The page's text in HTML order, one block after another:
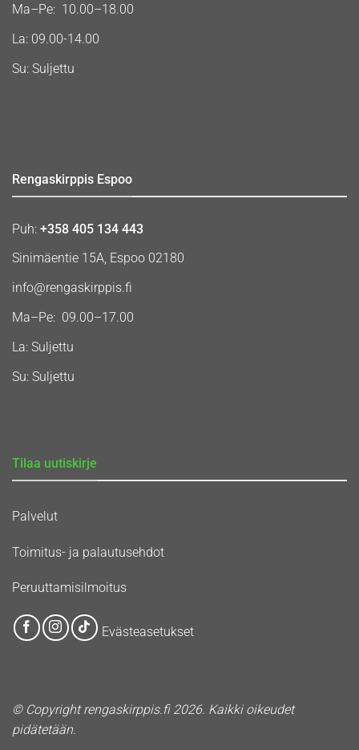
Ma–Pe: 10.00–18.00
La: 09.00-14.00
Su: Suljettu
Rengaskirppis Espoo
Puh: +358 405 134 443
Sinimäentie 15A, Espoo 02180
info@rengaskirppis.fi
Ma–Pe: 09.00–17.00
La: Suljettu
Su: Suljettu
Tilaa uutiskirje
Palvelut
Toimitus- ja palautusehdot
Peruuttamisilmoitus
Evästeasetukset
© Copyright rengaskirppis.fi 2026. Kaikki oikeudet
pidätetään.